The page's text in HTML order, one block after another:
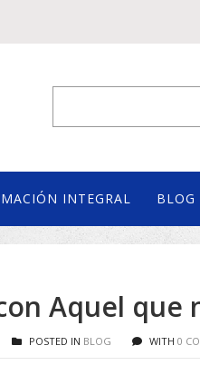
INTEGRAL BLOG
Aquel que
POSTED IN BLOG WITH 0